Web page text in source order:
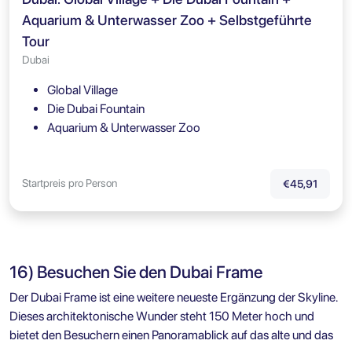
Aquarium & Unterwasser Zoo + Selbstgeführte
Tour
Dubai
Global Village
Die Dubai Fountain
Aquarium & Unterwasser Zoo
Startpreis pro Person €45,91
16) Besuchen Sie den Dubai Frame
Der Dubai Frame ist eine weitere neueste Ergänzung der Skyline.
Dieses architektonische Wunder steht 150 Meter hoch und
bietet den Besuchern einen Panoramablick auf das alte und das